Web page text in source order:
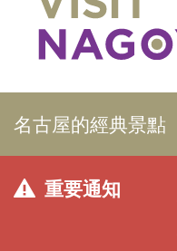
名古屋的經典景點
重要通知